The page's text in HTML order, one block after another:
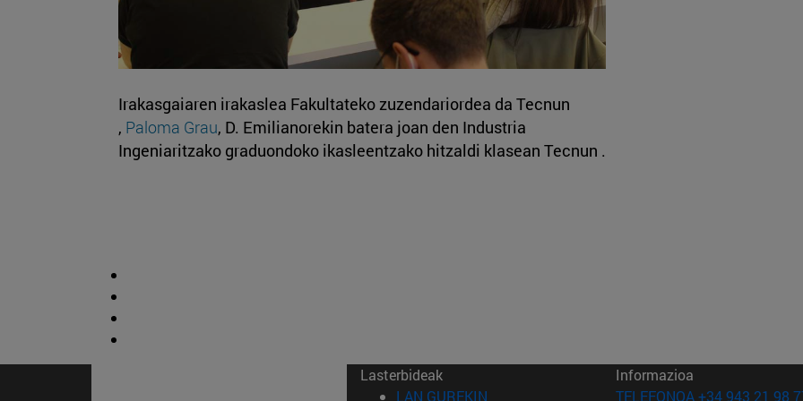
Irakasgaiaren irakaslea Fakultateko zuzendariordea da Tecnun
, Paloma Grau, D. Emilianorekin batera joan den Industria
Ingeniaritzako graduondoko ikasleentzako hitzaldi klasean Tecnun .
Lasterbideak
LAN GUREKIN (Beste leiho batean irekiko da)
Informazioa
TELEFONOA +34 943 21 98